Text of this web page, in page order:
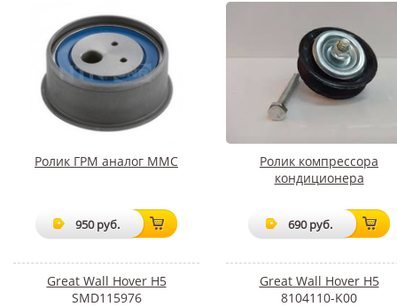
Ролик ГРМ аналог ММС
950 руб.
Great Wall Hover H5
SMD115976
Ролик компрессора
кондиционера
690 руб.
Great Wall Hover H5
8104110-K00